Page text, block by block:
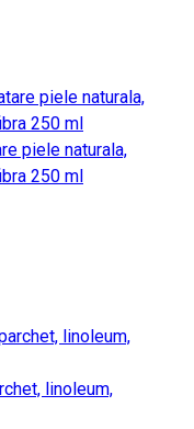
piele naturala,
250 ml
linoleum,